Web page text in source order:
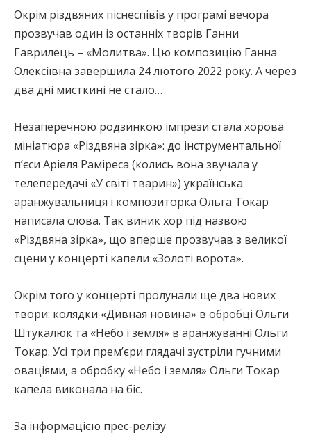
Окрім різдвяних піснеспівів у програмі вечора
прозвучав один із останніх творів Ганни
Гаврилець – «Молитва». Цю композицію Ганна
Олексіївна завершила 24 лютого 2022 року. А через
два дні мисткині не стало…
Незаперечною родзинкою імпрези стала хорова
мініатюра «Різдвяна зірка»: до інструментальної
п’єси Аріеля Раміреса (колись вона звучала у
телепередачі «У світі тварин») українська
аранжувальниця і композиторка Ольга Токар
написала слова. Так виник хор під назвою
«Різдвяна зірка», що вперше прозвучав з великої
сцени у концерті капели «Золоті ворота».
Окрім того у концерті пролунали ще два нових
твори: колядки «Дивная новина» в обробці Ольги
Штукалюк та «Небо і земля» в аранжуванні Ольги
Токар. Усі три прем’єри глядачі зустріли гучними
оваціями, а обробку «Небо і земля» Ольги Токар
капела виконала на біс.
За інформацією прес-релізу